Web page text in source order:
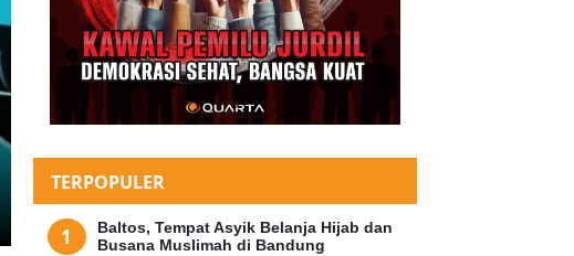
TERPOPULER
Baltos, Tempat Asyik Belanja Hijab dan
Busana Muslimah di Bandung